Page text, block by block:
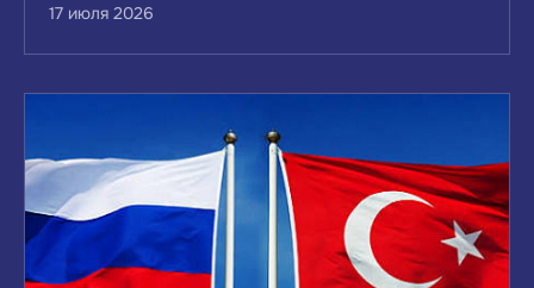
17 июля 2026